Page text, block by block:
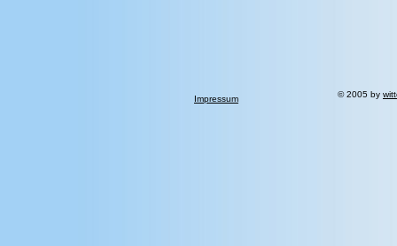
Impressum © 2005 by